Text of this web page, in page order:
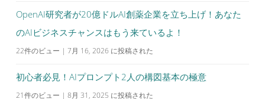
OpenAI研究者が20億ドルAI創薬企業を立ち上げ！あなた
のAIビジネスチャンスはもう来ているよ！
22件のビュー | 7月 16, 2026 に投稿された
初心者必見！AIプロンプト2人の構図基本の極意
21件のビュー | 8月 31, 2025 に投稿された